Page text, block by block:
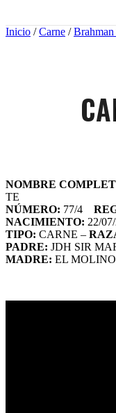
Inicio /Carne /
NOMBRE
TE
NÚMERO: 77/4
NACIMIENTO: 22/
TIPO: CARNE –
PADRE: JDH SIR
MADRE: EL